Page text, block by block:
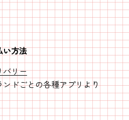
い方法
バリー
ドごとの各種アプリより